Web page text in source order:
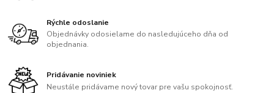
Rýchle odoslanie
Objednávky odosielame do nasledujúceho dňa od
objednania.
Pridávanie noviniek
Neustále pridávame nový tovar pre vašu spokojnosť.